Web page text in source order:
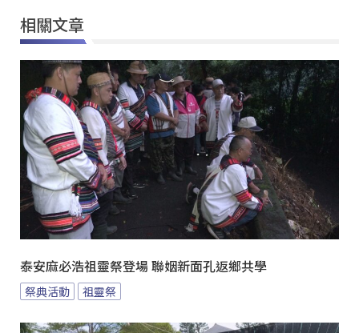
相關文章
泰安麻必浩祖靈祭登場 聯姻新面孔返鄉共學
祭典活動 祖靈祭